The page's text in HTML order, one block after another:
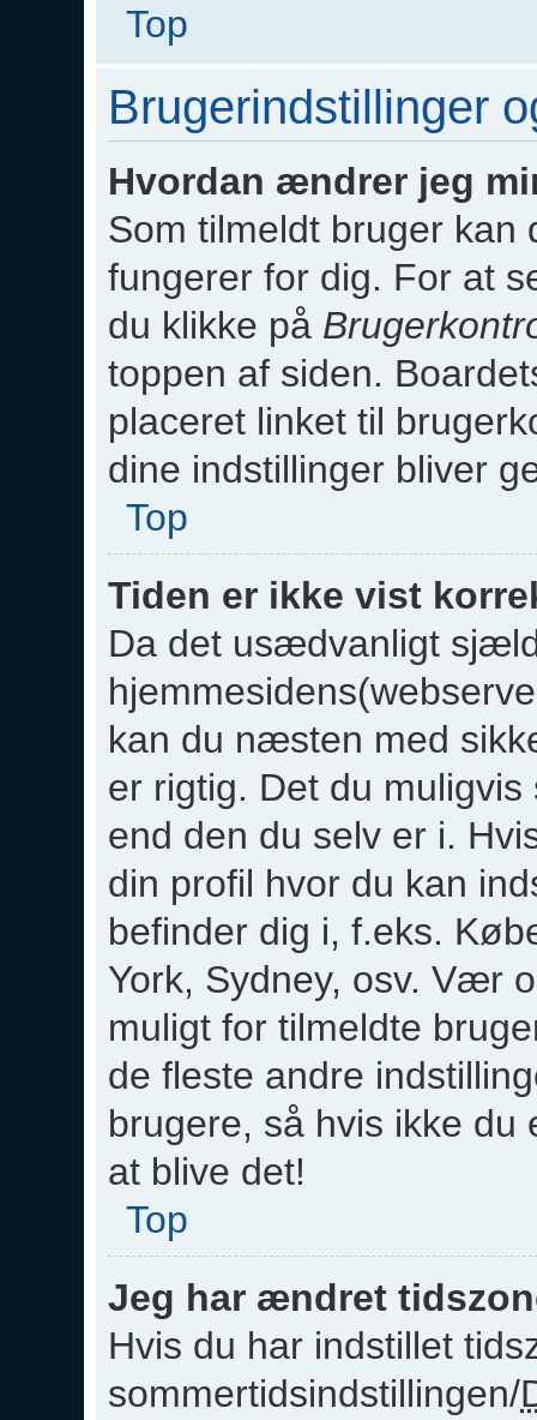
Top
Brugerindstillinger
Hvordan ændrer jeg
Som tilmeldt bruger
fungerer for dig. For at
du klikke på
toppen af siden.
placeret linket til
dine indstillinger bliver
Top
Tiden er ikke vist
Da det usædvanligt
kan du næsten med
er rigtig. Det du
end den du selv er i.
din profil hvor du kan
befinder dig i, f.eks.
York, Sydney, osv. Vær
muligt for tilmeldte
de fleste andre
brugere, så hvis ikke du
at blive det!
Top
Jeg har ændret
Hvis du har indstillet
sommertidsindstillingen/